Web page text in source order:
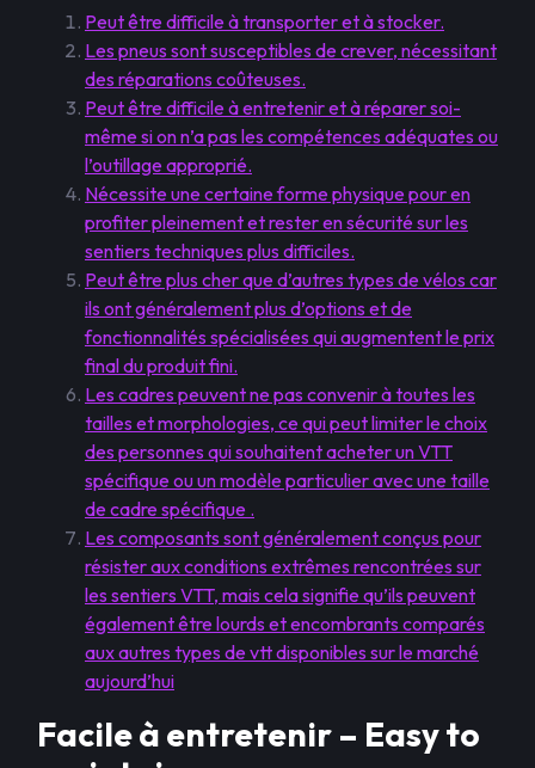
Peut être difficile à transporter et à stocker.
Les pneus sont susceptibles de crever, nécessitant
des réparations coûteuses.
Peut être difficile à entretenir et à réparer soi-
même si on n’a pas les compétences adéquates ou
l’outillage approprié.
Nécessite une certaine forme physique pour en
profiter pleinement et rester en sécurité sur les
sentiers techniques plus difficiles.
Peut être plus cher que d’autres types de vélos car
ils ont généralement plus d’options et de
fonctionnalités spécialisées qui augmentent le prix
final du produit fini.
Les cadres peuvent ne pas convenir à toutes les
tailles et morphologies, ce qui peut limiter le choix
des personnes qui souhaitent acheter un VTT
spécifique ou un modèle particulier avec une taille
de cadre spécifique .
Les composants sont généralement conçus pour
résister aux conditions extrêmes rencontrées sur
les sentiers VTT, mais cela signifie qu’ils peuvent
également être lourds et encombrants comparés
aux autres types de vtt disponibles sur le marché
aujourd’hui
Facile à entretenir – Easy to